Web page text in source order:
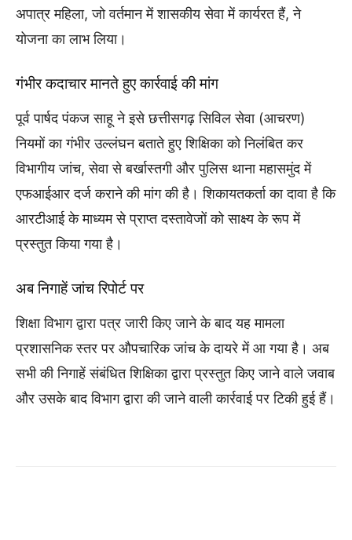
अपात्र महिला, जो वर्तमान में शासकीय सेवा में कार्यरत हैं, ने
योजना का लाभ लिया।
गंभीर कदाचार मानते हुए कार्रवाई की मांग
पूर्व पार्षद पंकज साहू ने इसे छत्तीसगढ़ सिविल सेवा (आचरण)
नियमों का गंभीर उल्लंघन बताते हुए शिक्षिका को निलंबित कर
विभागीय जांच, सेवा से बर्खास्तगी और पुलिस थाना महासमुंद में
एफआईआर दर्ज कराने की मांग की है। शिकायतकर्ता का दावा है कि
आरटीआई के माध्यम से प्राप्त दस्तावेजों को साक्ष्य के रूप में
प्रस्तुत किया गया है।
अब निगाहें जांच रिपोर्ट पर
शिक्षा विभाग द्वारा पत्र जारी किए जाने के बाद यह मामला
प्रशासनिक स्तर पर औपचारिक जांच के दायरे में आ गया है। अब
सभी की निगाहें संबंधित शिक्षिका द्वारा प्रस्तुत किए जाने वाले जवाब
और उसके बाद विभाग द्वारा की जाने वाली कार्रवाई पर टिकी हुई हैं।